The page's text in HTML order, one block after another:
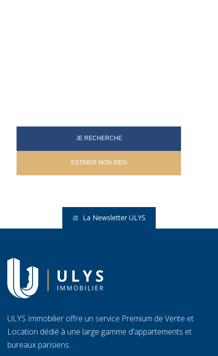
JE RECHERCHE
ESTIMER MON BIEN
La Newsletter ULYS
ULYS Immobilier offre un service Premium de Vente et
Location dédié à une large gamme d'appartements et
bureaux parisiens.